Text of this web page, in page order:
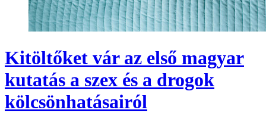
Kitöltőket vár az első magyar
kutatás a szex és a drogok
kölcsönhatásairól